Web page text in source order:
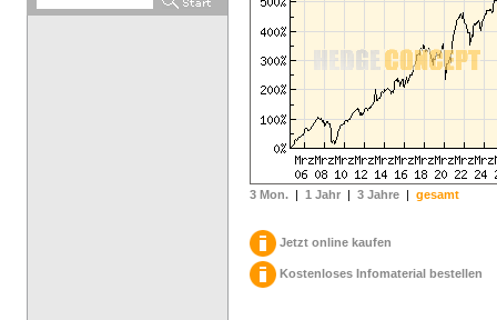
3 Mon. | 1 Jahr | 3 Jahre | gesamt
Jetzt online kaufen
Kostenloses Infomaterial bestellen